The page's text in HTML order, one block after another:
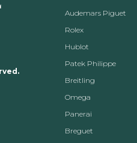
Audemars Piguet
Rolex
Hublot
Patek Philippe
Breitling
Omega
Panerai
Breguet